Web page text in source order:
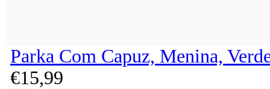
Parka Com Capuz, Menina,
€15,99